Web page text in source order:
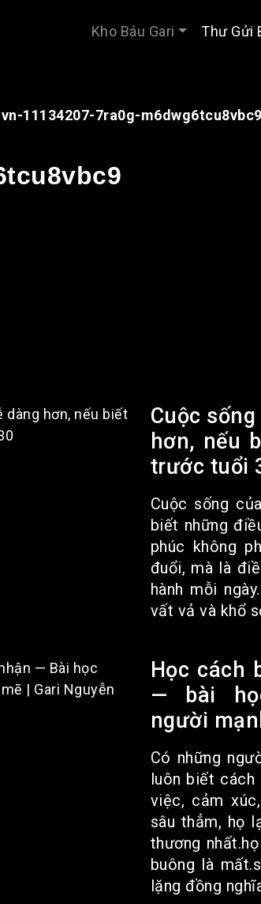
Kho Báu Gari Thư Gửi
vn-11134207-7ra0g-m6dwg6tcu8vbc9
Cuộc
hơn, nếu
trước tuổi
Cuộc sống
biết những
phúc không
đuổi, mà là
hành mỗi
vất vả và khổ
Học cách
— bài
người
Có những
luôn biết
việc, cảm
sâu thẳm, họ
thương
buông là
lặng đồng